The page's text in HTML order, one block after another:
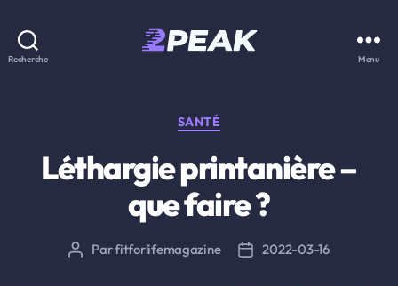
Recherche Menu
Catégories
SANTÉ
Léthargie printanière –
que faire ?
Auteur
Parfitforlifemagazine
Date2022-03-16